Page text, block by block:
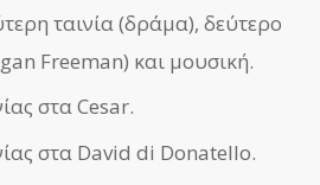
ταινία (δράμα), δεύτερο
Freeman) και μουσική.
στα Cesar.
στα David di Donatello.